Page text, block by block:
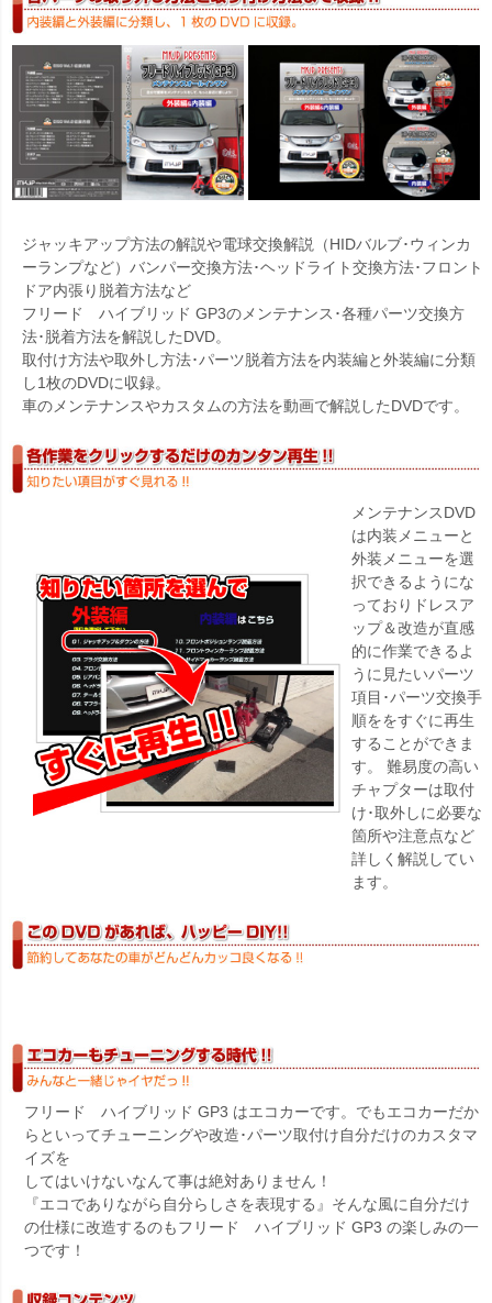
ジャッキアップ方法の解説や電球交換解説（HIDバルブ･ウィンカ
ーランプなど）バンパー交換方法･ヘッドライト交換方法･フロント
ドア内張り脱着方法など
フリード ハイブリッド GP3のメンテナンス･各種パーツ交換方
法･脱着方法を解説したDVD。
取付け方法や取外し方法･パーツ脱着方法を内装編と外装編に分類
し1枚のDVDに収録。
車のメンテナンスやカスタムの方法を動画で解説したDVDです。
メンテナンスDVD
は内装メニューと
外装メニューを選
択できるようにな
っておりドレスア
ップ＆改造が直感
的に作業できるよ
うに見たいパーツ
項目･パーツ交換手
順ををすぐに再生
することができま
す。 難易度の高い
チャプターは取付
け･取外しに必要な
箇所や注意点など
詳しく解説してい
ます。
フリード ハイブリッド GP3 はエコカーです。でもエコカーだか
らといってチューニングや改造･パーツ取付け自分だけのカスタマ
イズを
してはいけないなんて事は絶対ありません！
『エコでありながら自分らしさを表現する』そんな風に自分だけ
の仕様に改造するのもフリード ハイブリッド GP3 の楽しみの一
つです！